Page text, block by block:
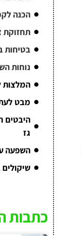
הכנה
תחזוקת
בטיחות
נוחות
המלצות
מבט
היבטים
גז
השפעה
כתבות